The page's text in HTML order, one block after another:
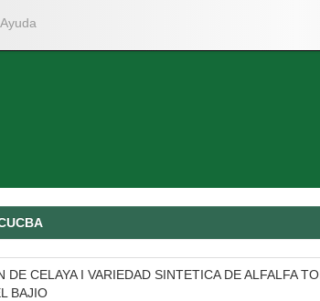
Ayuda
DE CELAYA I VARIEDAD SINTETICA DE ALFALFA
BAJIO